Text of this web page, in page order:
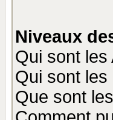
Niveaux
Qui sont les
Qui sont
Que sont